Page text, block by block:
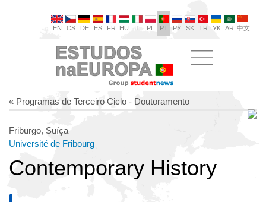
EN CS DE ES FR HU IT PL PT РУ SK TR УК AR 中文
« Programas de Terceiro Ciclo - Doutoramento
Friburgo, Suíça
Université de Fribourg
Contemporary History